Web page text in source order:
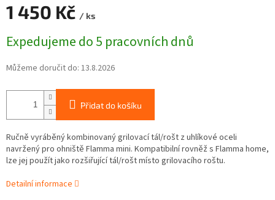
1 450 Kč / ks
cena:
Expedujeme do 5 pracovních dnů
Můžeme doručit do: 13.8.2026
Přidat do košíku
Ručně vyráběný kombinovaný grilovací tál/rošt z uhlíkové oceli
navržený pro ohniště Flamma mini. Kompatibilní rovněž s Flamma home,
lze jej použít jako rozšiřující tál/rošt místo grilovacího roštu.
Detailní informace